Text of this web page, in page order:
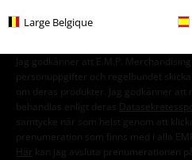
Large Belgique
Jag godkänner att E.M.P.
personuppgifter och regelbundet
om deras produkter. Jag godkänner
behandlas enligt deras
samtycke när som helst genom att
prenumeration som finns med i alla
Här kan jag avsluta prenumerationen